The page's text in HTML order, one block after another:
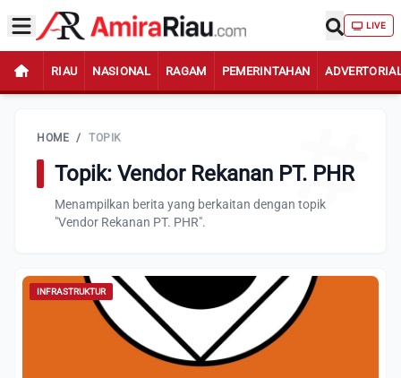
LIVE
RIAU NASIONAL RAGAM PEMERINTAHAN
HOME / TOPIK
Topik: Vendor Rekanan PT. PHR
Menampilkan berita yang berkaitan dengan topik
"Vendor Rekanan PT. PHR".
INFRASTRUKTUR